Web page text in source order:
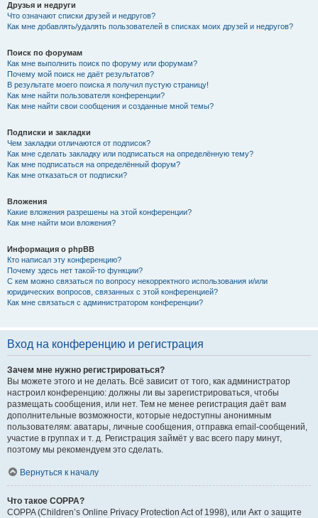
Друзья и недруги
Что означают списки друзей и недругов?
Как мне добавлять/удалять пользователей в списках моих друзей и недругов?
Поиск по форумам
Как мне выполнить поиск по форуму или форумам?
Почему мой поиск не даёт результатов?
В результате моего поиска я получил пустую страницу!
Как мне найти пользователя конференции?
Как мне найти свои сообщения и созданные мной темы?
Подписки и закладки
Чем закладки отличаются от подписок?
Как мне сделать закладку или подписаться на определённую тему?
Как мне подписаться на определённый форум?
Как мне отказаться от подписки?
Вложения
Какие вложения разрешены на этой конференции?
Как мне найти мои вложения?
Информация о phpBB
Кто написал эту конференцию?
Почему здесь нет такой-то функции?
С кем можно связаться по вопросу некорректного использования и/или
юридических вопросов, связанных с этой конференцией?
Как мне связаться с администратором конференции?
Вход на конференцию и регистрация
Зачем мне нужно регистрироваться?
Вы можете этого и не делать. Всё зависит от того, как администратор
настроил конференцию: должны ли вы зарегистрироваться, чтобы
размещать сообщения, или нет. Тем не менее регистрация даёт вам
дополнительные возможности, которые недоступны анонимным
пользователям: аватары, личные сообщения, отправка email-сообщений,
участие в группах и т. д. Регистрация займёт у вас всего пару минут,
поэтому мы рекомендуем это сделать.
Вернуться к началу
Что такое COPPA?
COPPA (Children’s Online Privacy Protection Act of 1998), или Акт о защите